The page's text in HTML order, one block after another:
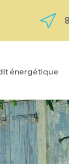
énergétique